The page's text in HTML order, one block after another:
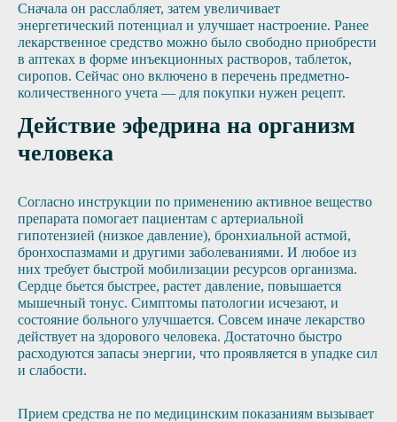
Сначала он расслабляет, затем увеличивает
энергетический потенциал и улучшает настроение. Ранее
лекарственное средство можно было свободно приобрести
в аптеках в форме инъекционных растворов, таблеток,
сиропов. Сейчас оно включено в перечень предметно-
количественного учета — для покупки нужен рецепт.
Действие эфедрина на организм
человека
Согласно инструкции по применению активное вещество
препарата помогает пациентам с артериальной
гипотензией (низкое давление), бронхиальной астмой,
бронхоспазмами и другими заболеваниями. И любое из
них требует быстрой мобилизации ресурсов организма.
Сердце бьется быстрее, растет давление, повышается
мышечный тонус. Симптомы патологии исчезают, и
состояние больного улучшается. Совсем иначе лекарство
действует на здорового человека. Достаточно быстро
расходуются запасы энергии, что проявляется в упадке сил
и слабости.
Прием средства не по медицинским показаниям вызывает